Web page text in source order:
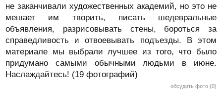
не заканчивали художественных академий, но это не
мешает им творить, писать шедевральные
объявления, разрисовывать стены, бороться за
справедливость и отвоевывать подъезды. В этом
материале мы выбрали лучшее из того, что было
придумано самыми обычными людьми в июне.
Наслаждайтесь! (19 фотографий)
обсудить фото (0)